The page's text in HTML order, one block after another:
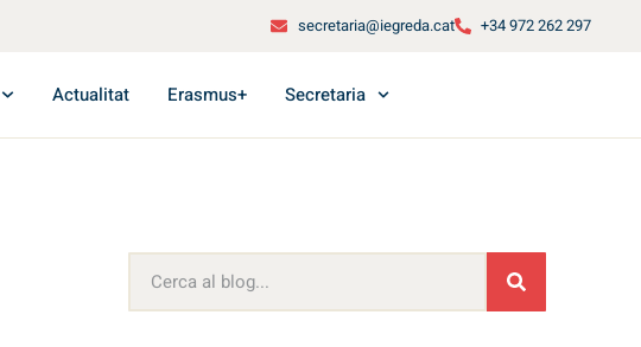
secretaria@iegreda.cat +34 972 262 297
Actualitat Erasmus+ Secretaria